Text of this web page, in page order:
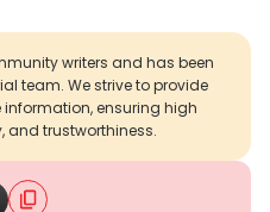
writers and has been
team. We strive to provide
ensuring high
and trustworthiness.